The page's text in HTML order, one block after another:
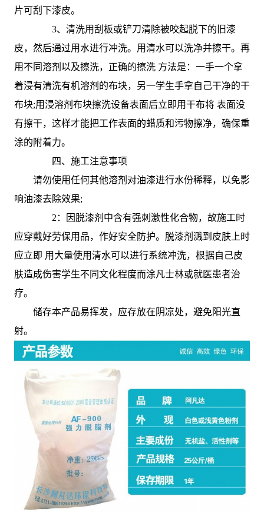
片可刮下漆皮。
3、清洗用刮板或铲刀清除被咬起脱下的旧漆
皮，然后通过用水进行冲洗。用清水可以洗净并擦干。再
用不同溶剂以及擦洗，正确的擦洗 方法是：一手一个拿
着浸有清洗有机溶剂的布块，另一学生手拿自己干净的干
布块;用浸溶剂布块擦洗设备表面后立即用干布将 表面没
有擦干，这样才能把工作表面的蜡质和污物擦净，确保重
涂的附着力。
四、施工注意事项
请勿使用任何其他溶剂对油漆进行水份稀释，以免影
响油漆去除效果;
2：因脱漆剂中含有强刺激性化合物，故施工时
应穿戴好劳保用品，作好安全防护。脱漆剂溅到皮肤上时
应立即 用大量使用清水可以进行系统冲洗，根据自己皮
肤造成伤害学生不同文化程度而涂凡士林或就医患者治
疗。
储存本产品易挥发，应存放在阴凉处，避免阳光直
射。